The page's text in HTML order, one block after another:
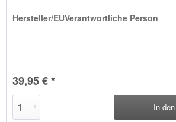
Hersteller/EUVerantwortliche Person
39,95 € *
In den